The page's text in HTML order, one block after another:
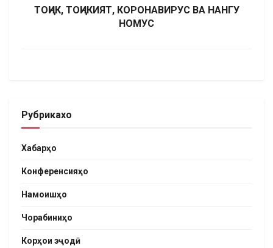
ТОҶИК, ТОҶИКИЯТ, КОРОНАВИРУС ВА НАНГУ
НОМУС
Рубрикахо
Хабарҳо
Конференсияҳо
Намоишҳо
Чорабиниҳо
Корҳои эҷодӣ